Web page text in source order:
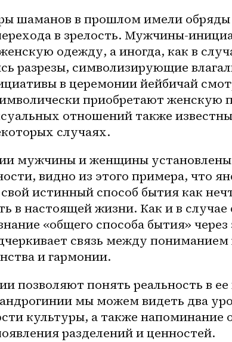
шаманов в прошлом имели обряды
в зрелость. Мужчины-
одежду, а иногда, как в
разрезы, символизирующие
в церемонии йейбичай
приобретают женскую
отношений также известны
случаях.
мужчины и женщины
видно из этого примера, что
истинный способ бытия как
в настоящей жизни. Как и в
«общего способа бытия»
связь между
и гармонии.
позволяют понять реальность в
мы можем видеть два
культуры, а также напоминание
разделений и ценностей.